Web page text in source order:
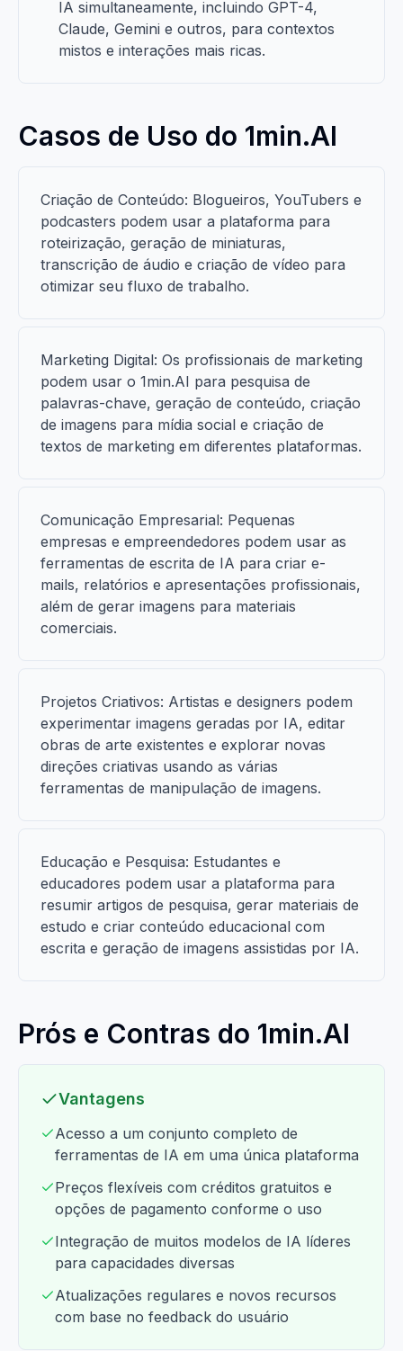
IA simultaneamente, incluindo GPT-4,
Claude, Gemini e outros, para contextos
mistos e interações mais ricas.
Casos de Uso do 1min.AI
Criação de Conteúdo: Blogueiros, YouTubers e
podcasters podem usar a plataforma para
roteirização, geração de miniaturas,
transcrição de áudio e criação de vídeo para
otimizar seu fluxo de trabalho.
Marketing Digital: Os profissionais de marketing
podem usar o 1min.AI para pesquisa de
palavras-chave, geração de conteúdo, criação
de imagens para mídia social e criação de
textos de marketing em diferentes plataformas.
Comunicação Empresarial: Pequenas
empresas e empreendedores podem usar as
ferramentas de escrita de IA para criar e-
mails, relatórios e apresentações profissionais,
além de gerar imagens para materiais
comerciais.
Projetos Criativos: Artistas e designers podem
experimentar imagens geradas por IA, editar
obras de arte existentes e explorar novas
direções criativas usando as várias
ferramentas de manipulação de imagens.
Educação e Pesquisa: Estudantes e
educadores podem usar a plataforma para
resumir artigos de pesquisa, gerar materiais de
estudo e criar conteúdo educacional com
escrita e geração de imagens assistidas por IA.
Prós e Contras do 1min.AI
Vantagens
Acesso a um conjunto completo de
ferramentas de IA em uma única plataforma
Preços flexíveis com créditos gratuitos e
opções de pagamento conforme o uso
Integração de muitos modelos de IA líderes
para capacidades diversas
Atualizações regulares e novos recursos
com base no feedback do usuário